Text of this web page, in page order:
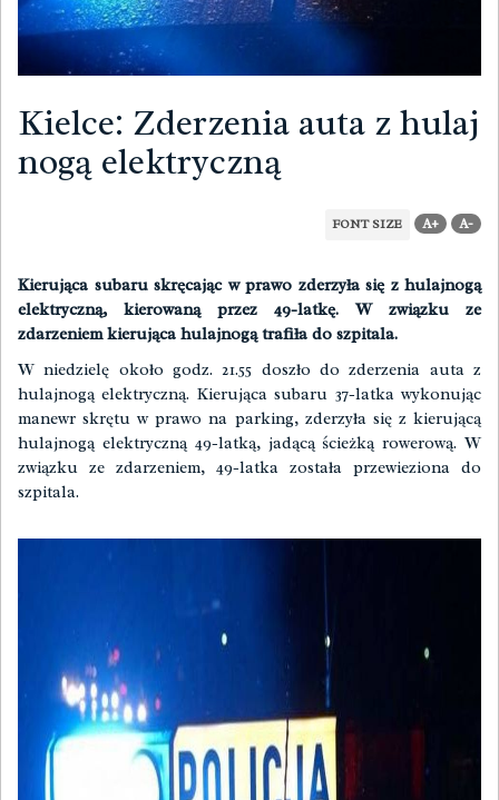
Kielce: Zderzenia auta z hulaj
nogą elektryczną
FONT SIZE A+ A-
Kierująca subaru skręcając w prawo zderzyła się z hulajnogą
elektryczną, kierowaną przez 49-latkę. W związku ze
zdarzeniem kierująca hulajnogą trafiła do szpitala.
W niedzielę około godz. 21.55 doszło do zderzenia auta z
hulajnogą elektryczną. Kierująca subaru 37-latka wykonując
manewr skrętu w prawo na parking, zderzyła się z kierującą
hulajnogą elektryczną 49-latką, jadącą ścieżką rowerową. W
związku ze zdarzeniem, 49-latka została przewieziona do
szpitala.